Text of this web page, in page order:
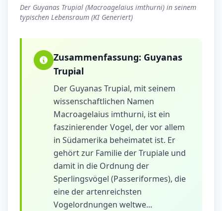
Der Guyanas Trupial (Macroagelaius imthurni) in seinem
typischen Lebensraum (KI Generiert)
Zusammenfassung: Guyanas
Trupial
Der Guyanas Trupial, mit seinem
wissenschaftlichen Namen
Macroagelaius imthurni, ist ein
faszinierender Vogel, der vor allem
in Südamerika beheimatet ist. Er
gehört zur Familie der Trupiale und
damit in die Ordnung der
Sperlingsvögel (Passeriformes), die
eine der artenreichsten
Vogelordnungen weltwe...